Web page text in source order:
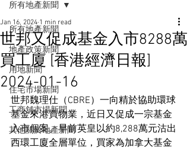
所有地產新聞
地產政策新聞
用地新聞
住宅市場新聞
工商舖市場新聞
其他關於地產新聞
所有地產新聞
世邦又促成基金入市8288萬
買工廈 [香港經濟日報]
2024-01-16
Jan 16, 2024 1 min read
世邦魏理仕（CBRE）一向精於協助環球
基金來港買物業，近日又促成一宗基金
入市個案。早前英皇以約8,288萬元沽出
西環工廈全層單位，買家為加拿大基金